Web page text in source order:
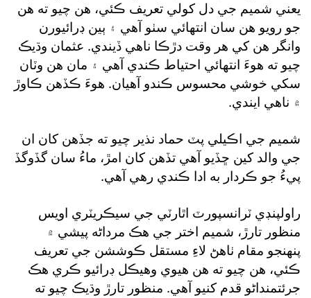
يعني شميم جي دل کولي تعريف ڪئي، هن چيو ته هن
جو رويو هن سان انتهائي سٺو آهي ۽ ٻين ڊرائيورن
وانگر هن کي هر وقت دڙڪا ناهي ڏيندي. عثمان وڌيڪ
چيو ته هوءَ انتهائي احتياط ڪندي آهي ۽ مان هن وٽان
سکي خوشي محسوس ڪندو آهيان. هوءَ ڪڏهن ڪاوڙ
۾ ناهي ايندي.
شميم جي اڪيلي پٽ حماد نذير چيو ته جڏهن کان ان
جي والد کين ڇڏيو آهي تڏهن کان امڙ، ماءُ سان گڏوگڏ
پيءُ جو ڪردار به ادا ڪندي رهي آهي.
راولپنڊي ٽرانسپورٽ اٿارٽي جي سيڪريٽري اويس
منظور تارڙ، شميم اختر جي هڪ مرداڻه پيشي ۾
پنهنجو مقام ٺاهڻ لاءِ مستقل ڪوششن جي تعريف
ڪئي، هن چيو ته هن هيوي وهيڪل ڊرائيو ڪري هڪ
جرئتمنداڻو قدم کنيو آهي. منظور تارڙ وڌيڪ چيو ته